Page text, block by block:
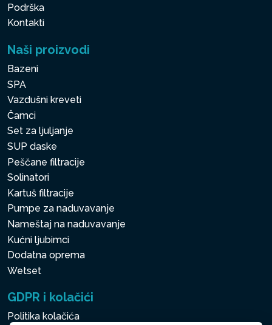
Podrška
Kontakti
Naši proizvodi
Bazeni
SPA
Vazdušni kreveti
Čamci
Set za ljuljanje
SUP daske
Peščane filtracije
Solinatori
Kartuš filtracije
Pumpe za naduvavanje
Nameštaj na naduvavanje
Kućni ljubimci
Dodatna oprema
Wetset
GDPR i kolačići
Politika kolačića